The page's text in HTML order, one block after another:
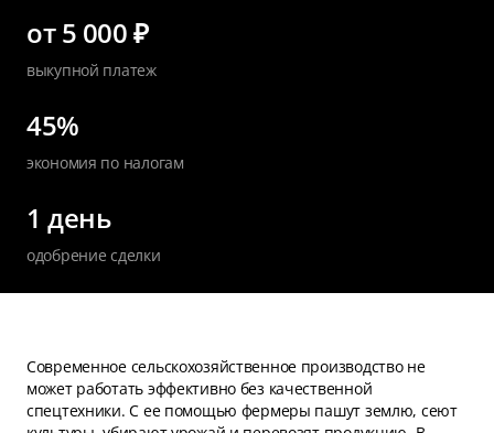
от 5 000 ₽
выкупной платеж
45%
экономия по налогам
1 день
одобрение сделки
Современное сельскохозяйственное производство не
может работать эффективно без качественной
спецтехники. С ее помощью фермеры пашут землю, сеют